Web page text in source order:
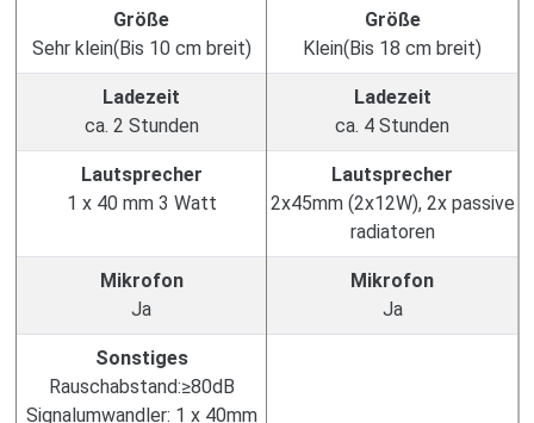
Größe
Sehr klein(Bis 10 cm breit)
Größe
Klein(Bis 18 cm breit)
Ladezeit
ca. 2 Stunden
Ladezeit
ca. 4 Stunden
Lautsprecher
1 x 40 mm 3 Watt
Lautsprecher
2x45mm (2x12W), 2x passive
radiatoren
Mikrofon
Ja
Mikrofon
Ja
Sonstiges
Rauschabstand:≥80dB
Signalumwandler: 1 x 40mm